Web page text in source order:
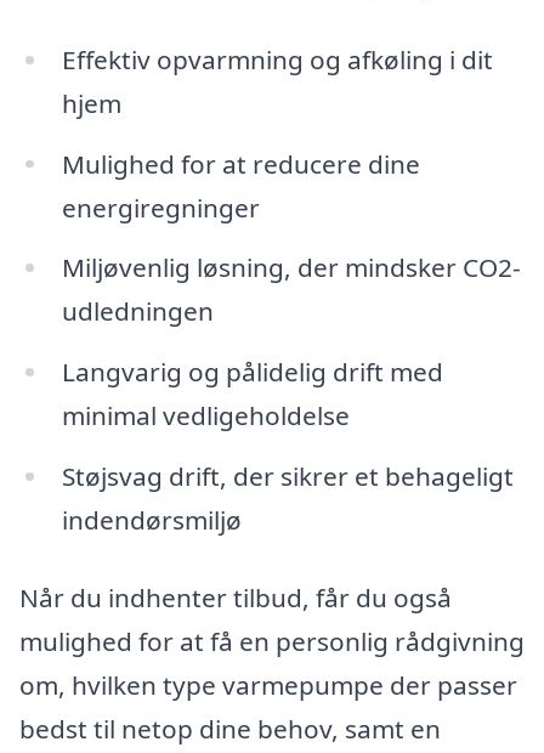
Effektiv opvarmning og afkøling i dit
hjem
Mulighed for at reducere dine
energiregninger
Miljøvenlig løsning, der mindsker CO2-
udledningen
Langvarig og pålidelig drift med
minimal vedligeholdelse
Støjsvag drift, der sikrer et behageligt
indendørsmiljø
Når du indhenter tilbud, får du også
mulighed for at få en personlig rådgivning
om, hvilken type varmepumpe der passer
bedst til netop dine behov, samt en